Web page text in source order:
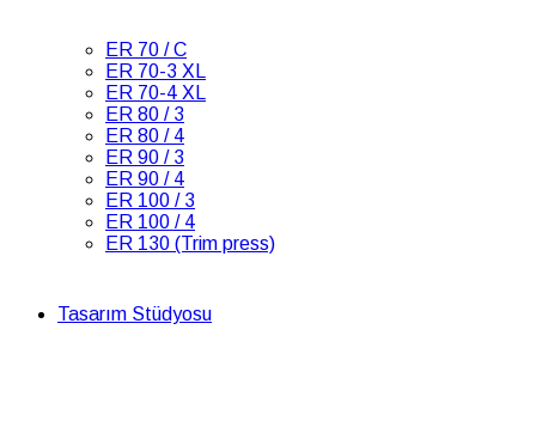
ER 70 / C
ER 70-3 XL
ER 70-4 XL
ER 80 / 3
ER 80 / 4
ER 90 / 3
ER 90 / 4
ER 100 / 3
ER 100 / 4
ER 130 (Trim press)
Tasarım Stüdyosu